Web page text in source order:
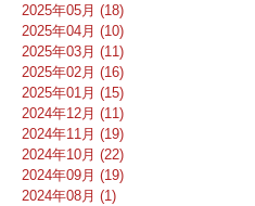
2025年05月 (18)
2025年04月 (10)
2025年03月 (11)
2025年02月 (16)
2025年01月 (15)
2024年12月 (11)
2024年11月 (19)
2024年10月 (22)
2024年09月 (19)
2024年08月 (1)